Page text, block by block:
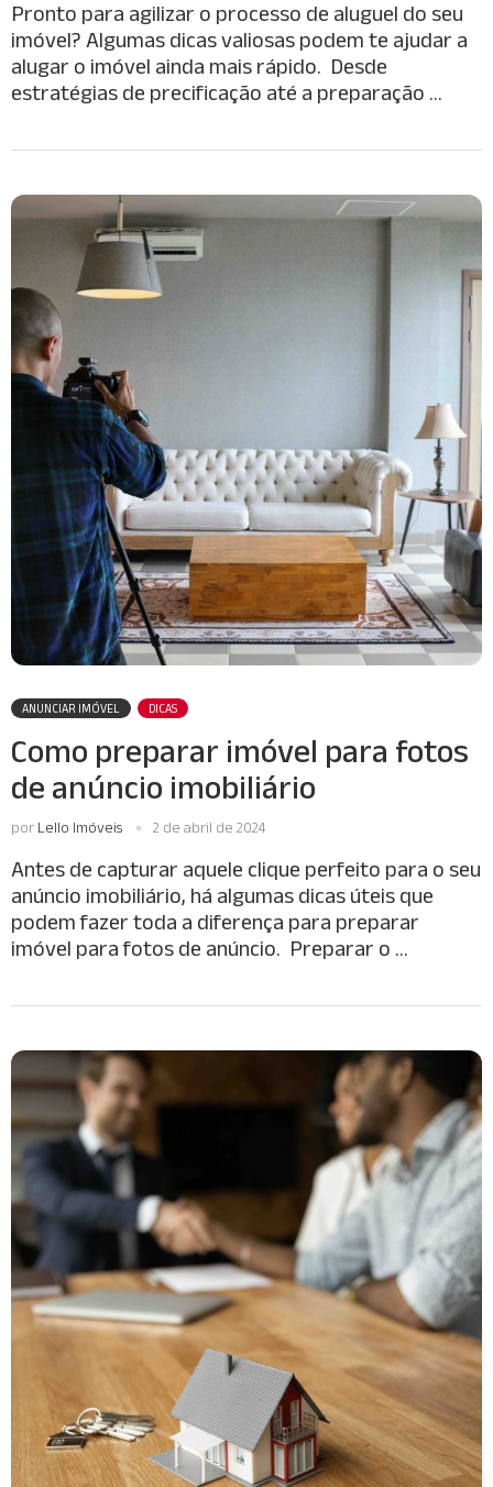
Pronto para agilizar o processo de aluguel do seu
imóvel? Algumas dicas valiosas podem te ajudar a
alugar o imóvel ainda mais rápido. Desde
estratégias de precificação até a preparação …
ANUNCIAR IMÓVEL DICAS
Como preparar imóvel para fotos
de anúncio imobiliário
por Lello Imóveis 2 de abril de 2024
Antes de capturar aquele clique perfeito para o seu
anúncio imobiliário, há algumas dicas úteis que
podem fazer toda a diferença para preparar
imóvel para fotos de anúncio. Preparar o …